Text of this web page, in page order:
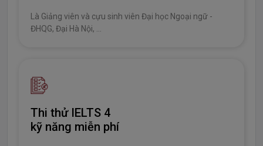
Là Giảng viên và cựu sinh viên Đại học Ngoại ngữ -
ĐHQG, Đại Hà Nội, ...
Thi thử IELTS 4
kỹ năng miễn phí